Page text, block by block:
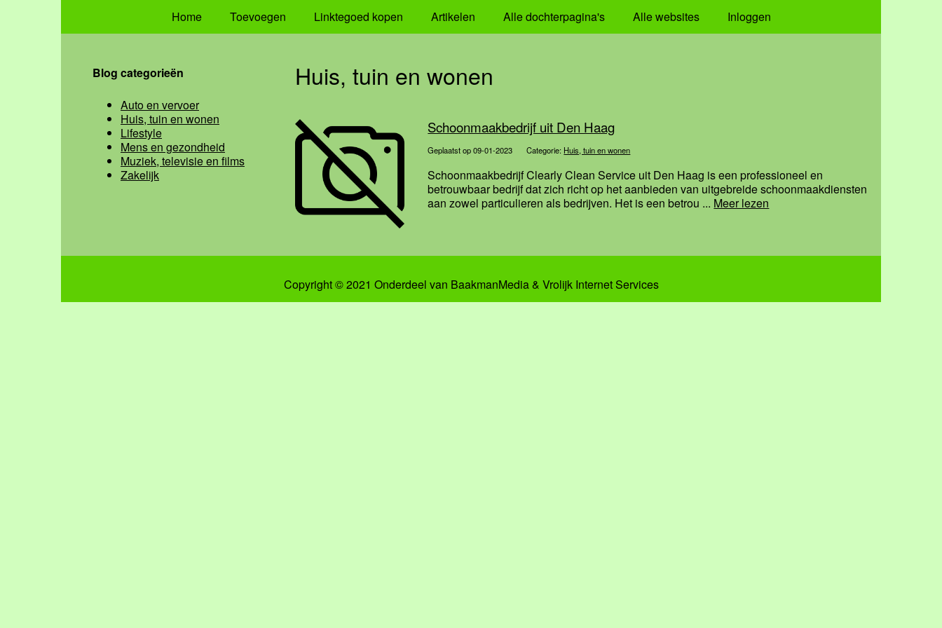
Home Toevoegen Linktegoed kopen Artikelen Alle dochterpagina's Alle websites Inloggen
Huis, tuin en wonen
Schoonmaakbedrijf uit Den Haag
Geplaatst op 09-01-2023 Categorie: Huis, tuin en wonen
Schoonmaakbedrijf Clearly Clean Service uit Den Haag is een professioneel en
betrouwbaar bedrijf dat zich richt op het aanbieden van uitgebreide schoonmaakdiensten
aan zowel particulieren als bedrijven. Het is een betrou ... Meer lezen
Blog categorieën
Auto en vervoer
Huis, tuin en wonen
Lifestyle
Mens en gezondheid
Muziek, televisie en films
Zakelijk
Copyright © 2021 Onderdeel van BaakmanMedia& Vrolijk Internet Services